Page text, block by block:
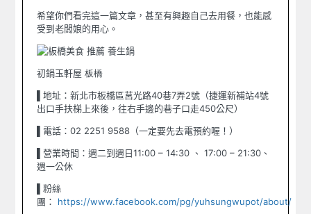
希望你們看完這一篇文章，甚至有興趣自己去用餐，也能感
受到老闆娘的用心。
初鍋玉軒屋 板橋
▌地址：新北市板橋區莒光路40巷7弄2號（捷運新補站4號
出口手扶梯上來後，往右手邊的巷子口走450公尺）
電話：02 2251 9588 （一定要先去電預約喔！）
▌營業時間：週二到週日11:00 – 14:30 、 17:00 – 21:30、
週一公休
▌粉絲
團：
https://www.facebook.com/pg/yuhsungwupot/about/